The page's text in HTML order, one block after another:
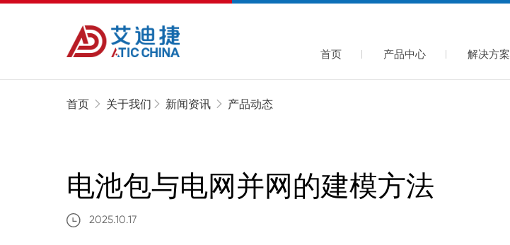
首页 产品中心 解决方案
首页 关于我们 新闻资讯 产品动态
电池包与电网并网的建模方法
2025.10.17